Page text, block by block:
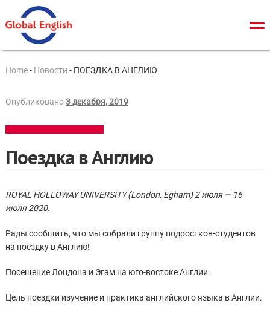
IELTS
Cambridge tests
Онлайн тесты
Новости
Home- Новости - ПОЕЗДКА В АНГЛИЮ
Опубликовано3 декабря, 2019
Поездка в Англию
ROYAL HOLLOWAY UNIVERSITY (London, Egham) 2 июля — 16
июля 2020.
Рады сообщить, что мы собрали группу подростков-студентов
на поездку в Англию!
Посещение Лондона и Эгам на юго-востоке Англии.
Цель поездки изучение и практика английского языка в Англии.